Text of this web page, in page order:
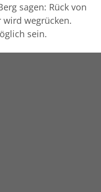
sagen: Rück von
wegrücken.
sein.